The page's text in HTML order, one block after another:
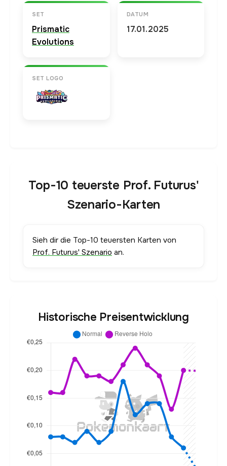
SET
Prismatic
Evolutions
DATUM
17.01.2025
SET LOGO
Top-10 teuerste Prof. Futurus'
Szenario-Karten
Sieh dir die Top-10 teuersten Karten von
Prof. Futurus' Szenario an.
Historische Preisentwicklung